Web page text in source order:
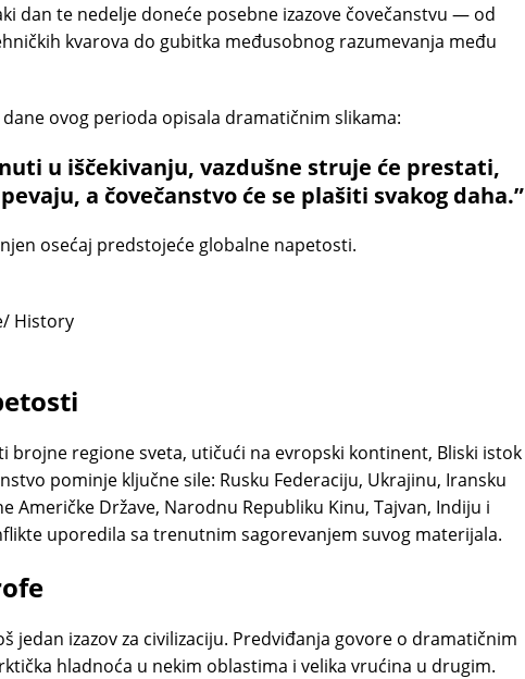
dan te nedelje doneće posebne izazove čovečanstvu — od
kvarova do gubitka međusobnog razumevanja među
ovog perioda opisala dramatičnim slikama:
u iščekivanju, vazdušne struje će prestati,
a čovečanstvo će se plašiti svakog daha.”
osećaj predstojeće globalne napetosti.
History
brojne regione sveta, utičući na evropski kontinent, Bliski istok
pominje ključne sile: Rusku Federaciju, Ukrajinu, Iransku
Američke Države, Narodnu Republiku Kinu, Tajvan, Indiju i
uporedila sa trenutnim sagorevanjem suvog materijala.
jedan izazov za civilizaciju. Predviđanja govore o dramatičnim
hladnoća u nekim oblastima i velika vrućina u drugim.